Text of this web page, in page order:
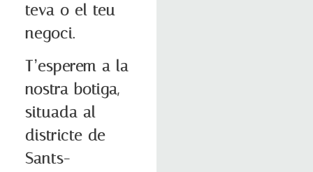
teva o el teu
negoci.
T’esperem a la
nostra botiga,
situada al
districte de
Sants-